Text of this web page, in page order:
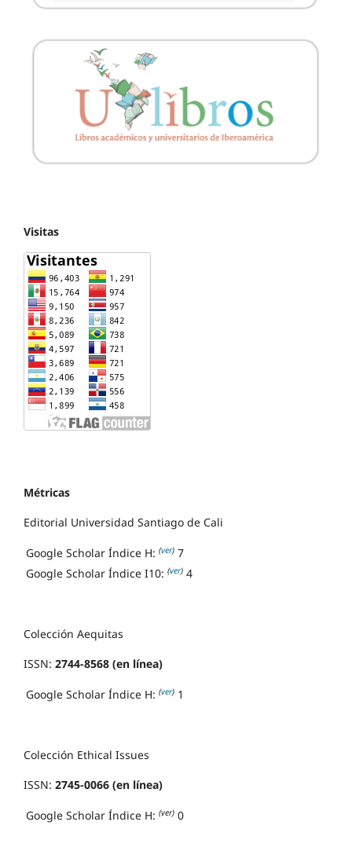
Visitas
Métricas
Editorial Universidad Santiago de Cali
Google Scholar Índice H: (ver) 7
Google Scholar Índice I10: (ver) 4
Colección Aequitas
ISSN: 2744-8568 (en línea)
Google Scholar Índice H: (ver) 1
Colección Ethical Issues
ISSN: 2745-0066 (en línea)
Google Scholar Índice H: (ver) 0